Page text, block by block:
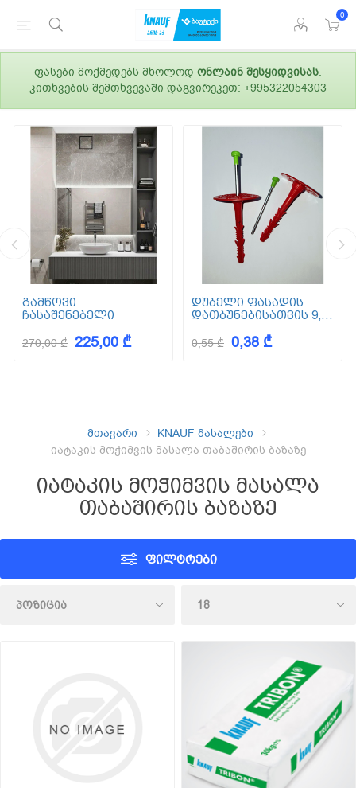
0
ფასები მოქმედებს მხოლოდ ონლაინ შესყიდვისას.
კითხვების შემთხვევაში დაგვირეკეთ: +995322054303
გამწოვი
ჩასაშენებელი
270,00 ₾ 225,00 ₾
დუბელი ფასადის
დათბუნებისათვის 9,5
0,55 ₾ 0,38 ₾
მთავარი
KNAUF მასალები
იატაკის მოჭიმვის მასალა თაბაშირის ბაზაზე
იატაკის მოჭიმვის მასალა
თაბაშირის ბაზაზე
ᲤᲘᲚᲢᲠᲔᲑᲘ